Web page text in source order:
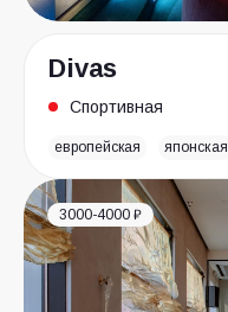
Divas
Спортивная
европейская японская
3000-4000 ₽